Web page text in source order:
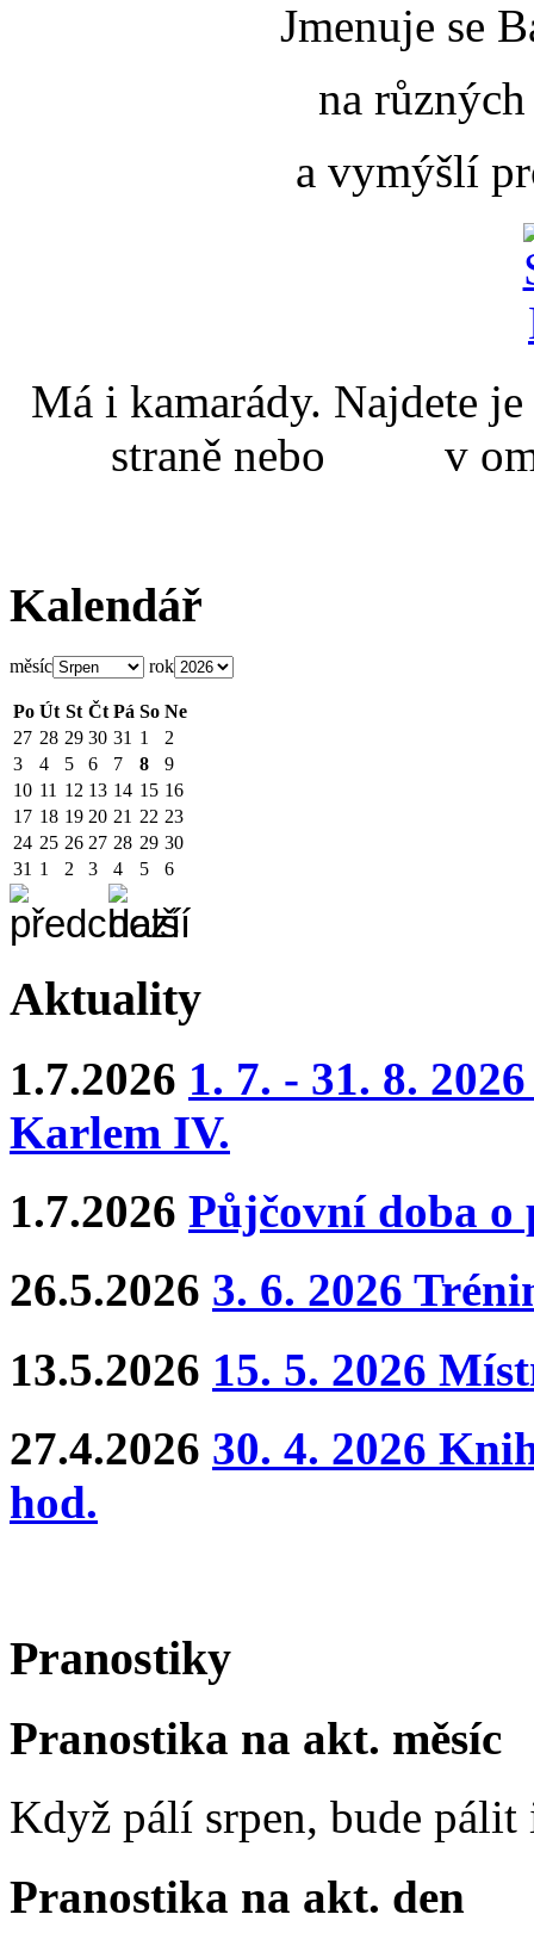
Jmenuje se
na
a vymýšlí
Má i kamarády.
straně nebo v
Kalendář
měsíc rok
Po Út St Čt Pá So Ne
27 28 29 30 31 1
2
3
4 5 6 7 8
9
10 11 12 13 14 15 16
17 18 19 20 21 22 23
24 25 26 27 28 29 30
31 1 2 3 4 5 6
Aktuality
1.7.2026 1. 7. - 31. 8.
Karlem IV.
1.7.2026 Půjčovní doba o
26.5.2026 3. 6. 2026
13.5.2026 15. 5. 2026
27.4.2026 30. 4. 2026
hod.
Pranostiky
Pranostika na akt. měsíc
Když pálí srpen, bude
Pranostika na akt. den